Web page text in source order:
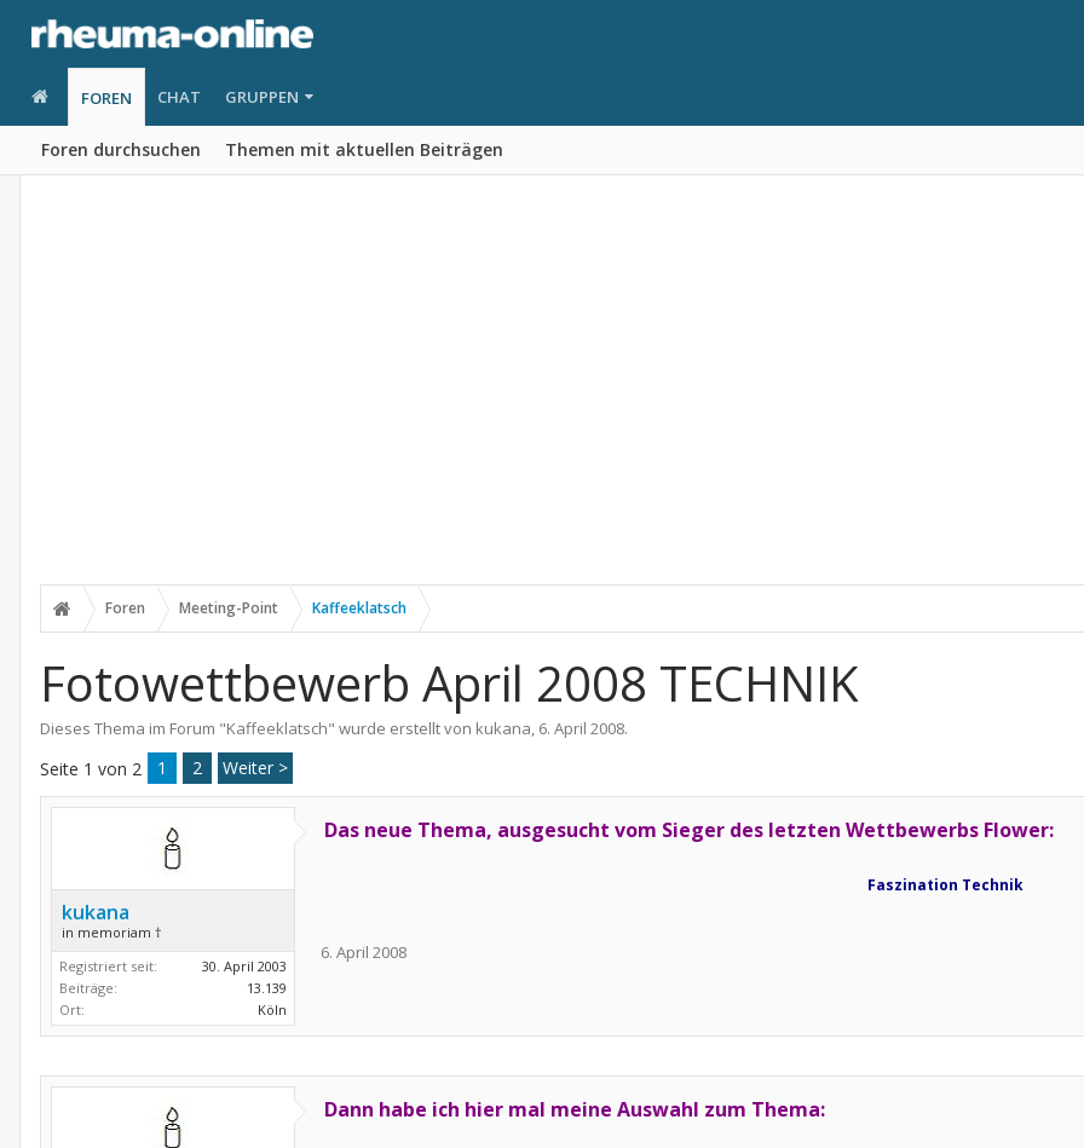
FOREN
Foren durchsuchen Themen mit aktuellen Beiträgen
CHAT GRUPPEN
Foren Meeting-Point Kaffeeklatsch
Fotowettbewerb April 2008 TECHNIK
Dieses Thema im Forum "Kaffeeklatsch" wurde erstellt von kukana, 6. April 2008.
Seite 1 von 2 1 2 Weiter >
kukana
in memoriam †
Registriert seit:
30. April 2003
Beiträge:
13.139
Ort:
Köln
Das neue Thema, ausgesucht vom Sieger des letzten Wettbewerbs Flower:
Faszination Technik
6. April 2008
Dann habe ich hier mal meine Auswahl zum Thema: